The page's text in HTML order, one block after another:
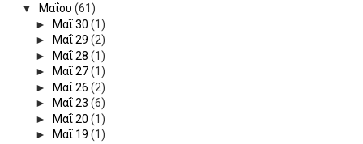
▼
Μαΐου (61)
►
Μαΐ 30 (1)
►
Μαΐ 29 (2)
►
Μαΐ 28 (1)
►
Μαΐ 27(1)
►
Μαΐ 26 (2)
►
Μαΐ 23 (6)
►
Μαΐ 20 (1)
►
Μαΐ 19 (1)